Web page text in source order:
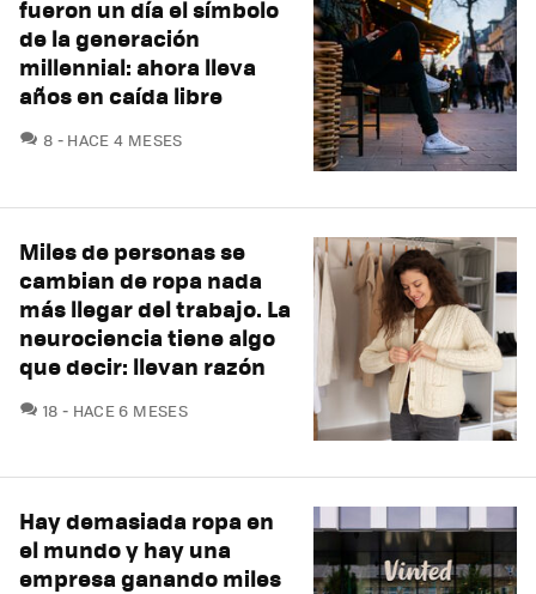
fueron un día el símbolo
de la generación
millennial: ahora lleva
años en caída libre
8 COMENTARIOS
HACE 4 MESES
Miles de personas se
cambian de ropa nada
más llegar del trabajo. La
neurociencia tiene algo
que decir: llevan razón
18 COMENTARIOS
HACE 6 MESES
Hay demasiada ropa en
el mundo y hay una
empresa ganando miles